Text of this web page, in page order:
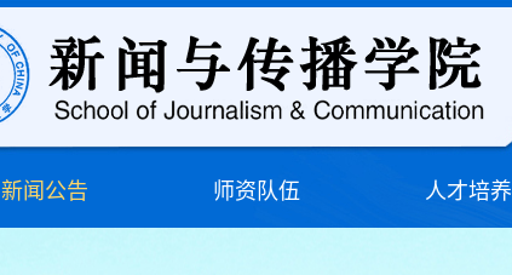
新闻公告 师资队伍 人才培养